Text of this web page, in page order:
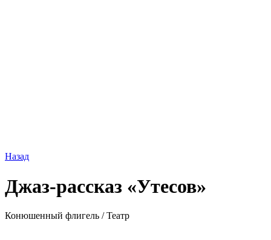
Назад
Джаз-рассказ «Утесов»
Конюшенный флигель /Театр